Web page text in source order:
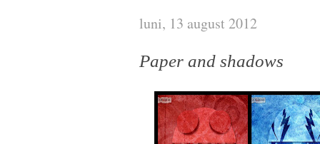
luni, 13 august 2012
Paper and shadows